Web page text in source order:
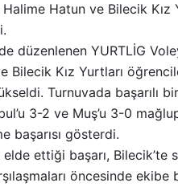
Hatun ve Bilecik Kız
düzenlenen YURTLİG
Bilecik Kız Yurtları
Turnuvada başarılı
3-2 ve Muş’u 3-0
başarısı gösterdi.
elde ettiği başarı,
öncesinde ekibe